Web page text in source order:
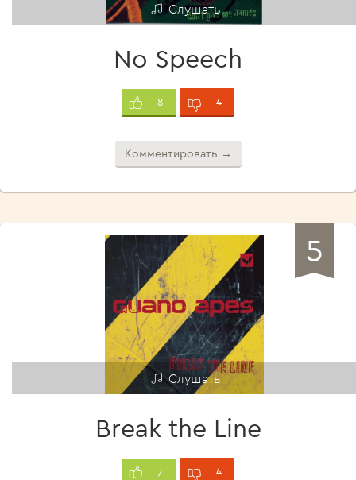
Слушать
No Speech
8 4
Комментировать →
5
Слушать
Break the Line
7 4